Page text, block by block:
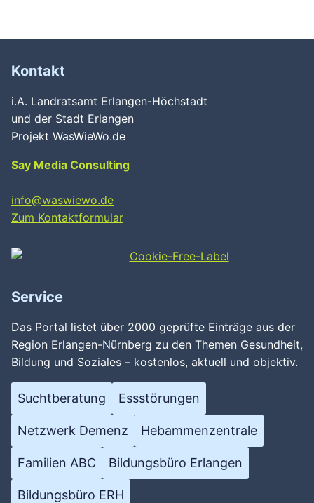
Kontakt
i.A. Landratsamt Erlangen-Höchstadt
und der Stadt Erlangen
Projekt WasWieWo.de
Say Media Consulting
info@waswiewo.de
Zum Kontaktformular
Service
Das Portal listet über 2000 geprüfte Einträge aus der
Region Erlangen-Nürnberg zu den Themen Gesundheit,
Bildung und Soziales – kostenlos, aktuell und objektiv.
Suchtberatung Essstörungen
Netzwerk Demenz Hebammenzentrale
Familien ABC Bildungsbüro Erlangen
Bildungsbüro ERH